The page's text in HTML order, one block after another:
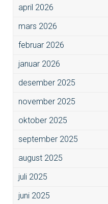
april 2026
mars 2026
februar 2026
januar 2026
desember 2025
november 2025
oktober 2025
september 2025
august 2025
juli 2025
juni 2025